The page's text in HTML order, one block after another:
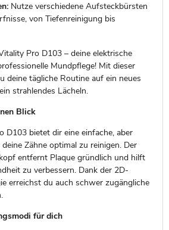
Nutze verschiedene Aufsteckbürsten
von Tiefenreinigung bis
Pro D103 – deine elektrische
Mundpflege! Mit dieser
deine tägliche Routine auf ein neues
strahlendes Lächeln.
Blick
D103 bietet dir eine einfache, aber
Zähne optimal zu reinigen. Der
entfernt Plaque gründlich und hilft
zu verbessern. Dank der 2D-
erreichst du auch schwer zugängliche
für dich